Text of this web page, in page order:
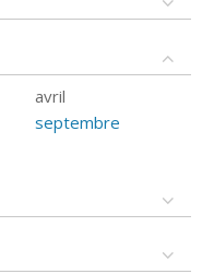
avril
septembre